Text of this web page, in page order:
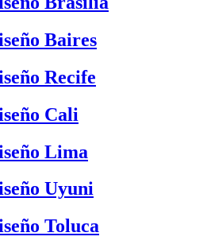
Baires
Recife
Cali
Lima
Uyuni
Toluca